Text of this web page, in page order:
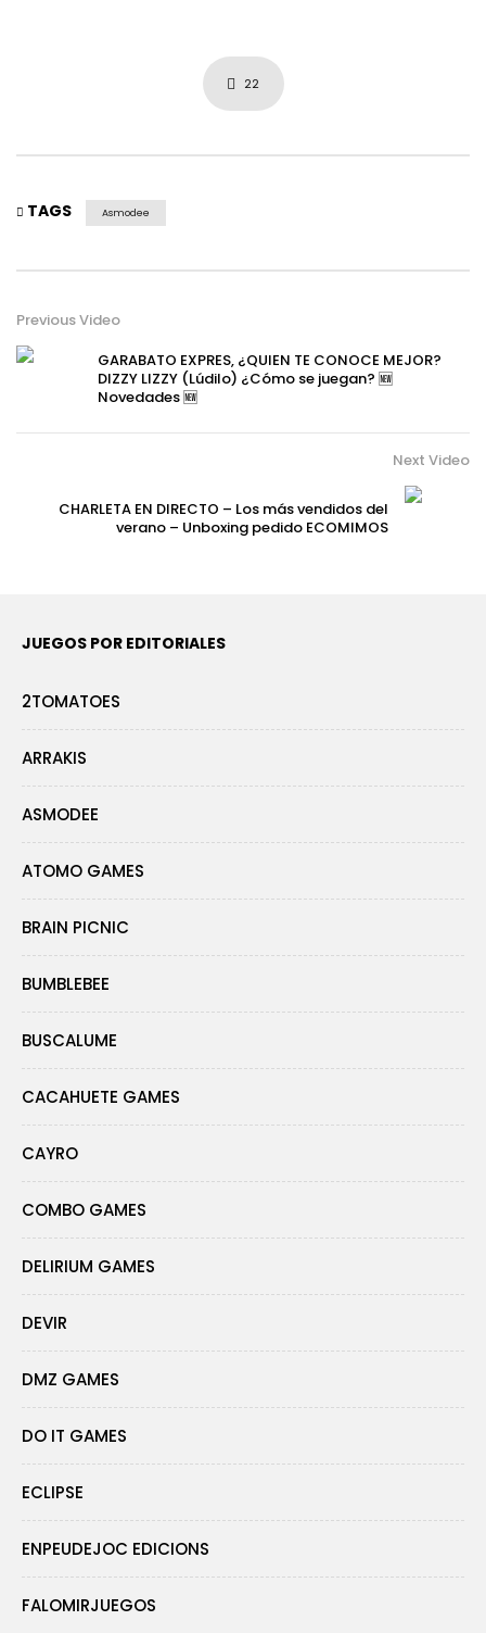
22
TAGS Asmodee
Previous Video
GARABATO EXPRES, ¿QUIEN TE CONOCE MEJOR?
DIZZY LIZZY (Lúdilo) ¿Cómo se juegan? 🆕
Novedades 🆕
Next Video
CHARLETA EN DIRECTO – Los más vendidos del
verano – Unboxing pedido ECOMIMOS
JUEGOS POR EDITORIALES
2TOMATOES
ARRAKIS
ASMODEE
ATOMO GAMES
BRAIN PICNIC
BUMBLEBEE
BUSCALUME
CACAHUETE GAMES
CAYRO
COMBO GAMES
DELIRIUM GAMES
DEVIR
DMZ GAMES
DO IT GAMES
ECLIPSE
ENPEUDEJOC EDICIONS
FALOMIRJUEGOS